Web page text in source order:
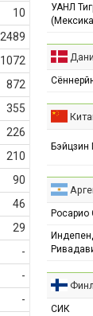
10
2489
1072
872
355
226
210
90
46
29
-
-
-
УАНЛ
Бэйцзин
Росарио
СИК